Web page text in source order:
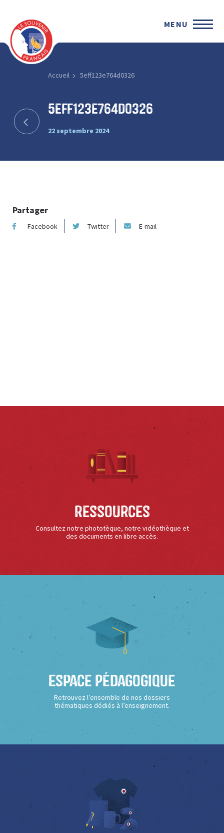
MENU
Accueil 5eff123e764d0326
5eff123e764d0326
22 septembre 2024
Partager
Facebook Twitter E-mail
Ressources
Consultez notre phototèque, notre vidéothèque et
des documents en libre accès.
Espace Pédagogique
Retrouvez l’ensemble de nos dossiers
thématiques dédiés à l’enseignement.